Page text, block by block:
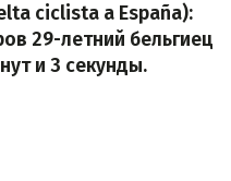
ciclista a España):
29-летний бельгиец
и 3 секунды.